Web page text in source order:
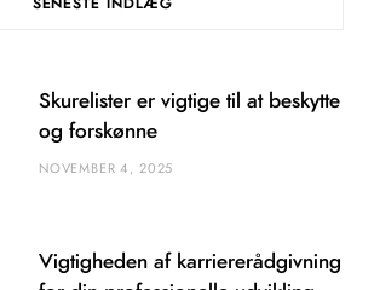
SENESTE INDLÆG
Skurelister er vigtige til at beskytte
og forskønne
NOVEMBER 4, 2025
Vigtigheden af karriererådgivning